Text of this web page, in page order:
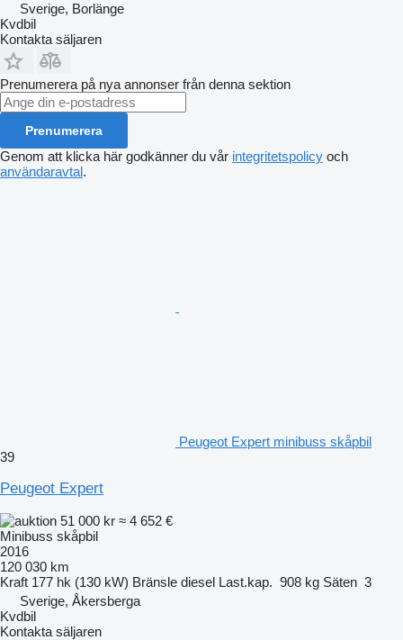
Sverige, Borlänge
Kvdbil
Kontakta säljaren
Prenumerera på nya annonser från denna sektion
Prenumerera
Genom att klicka här godkänner du vår integritetspolicy och
användaravtal.
Peugeot Expert minibuss skåpbil
39
Peugeot Expert
51 000 kr ≈ 4 652 €
Minibuss skåpbil
2016
120 030 km
Kraft 177 hk (130 kW) Bränsle diesel Last.kap. 908 kg Säten 3
Sverige, Åkersberga
Kvdbil
Kontakta säljaren